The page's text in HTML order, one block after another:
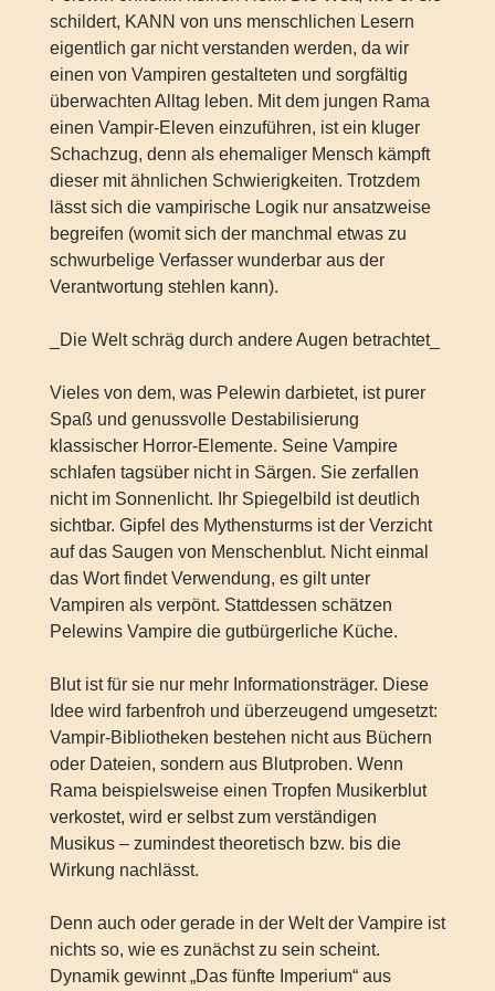
schildert, KANN von uns menschlichen Lesern
eigentlich gar nicht verstanden werden, da wir
einen von Vampiren gestalteten und sorgfältig
überwachten Alltag leben. Mit dem jungen Rama
einen Vampir-Eleven einzuführen, ist ein kluger
Schachzug, denn als ehemaliger Mensch kämpft
dieser mit ähnlichen Schwierigkeiten. Trotzdem
lässt sich die vampirische Logik nur ansatzweise
begreifen (womit sich der manchmal etwas zu
schwurbelige Verfasser wunderbar aus der
Verantwortung stehlen kann).
_Die Welt schräg durch andere Augen betrachtet_
Vieles von dem, was Pelewin darbietet, ist purer
Spaß und genussvolle Destabilisierung
klassischer Horror-Elemente. Seine Vampire
schlafen tagsüber nicht in Särgen. Sie zerfallen
nicht im Sonnenlicht. Ihr Spiegelbild ist deutlich
sichtbar. Gipfel des Mythensturms ist der Verzicht
auf das Saugen von Menschenblut. Nicht einmal
das Wort findet Verwendung, es gilt unter
Vampiren als verpönt. Stattdessen schätzen
Pelewins Vampire die gutbürgerliche Küche.
Blut ist für sie nur mehr Informationsträger. Diese
Idee wird farbenfroh und überzeugend umgesetzt:
Vampir-Bibliotheken bestehen nicht aus Büchern
oder Dateien, sondern aus Blutproben. Wenn
Rama beispielsweise einen Tropfen Musikerblut
verkostet, wird er selbst zum verständigen
Musikus – zumindest theoretisch bzw. bis die
Wirkung nachlässt.
Denn auch oder gerade in der Welt der Vampire ist
nichts so, wie es zunächst zu sein scheint.
Dynamik gewinnt „Das fünfte Imperium“ aus